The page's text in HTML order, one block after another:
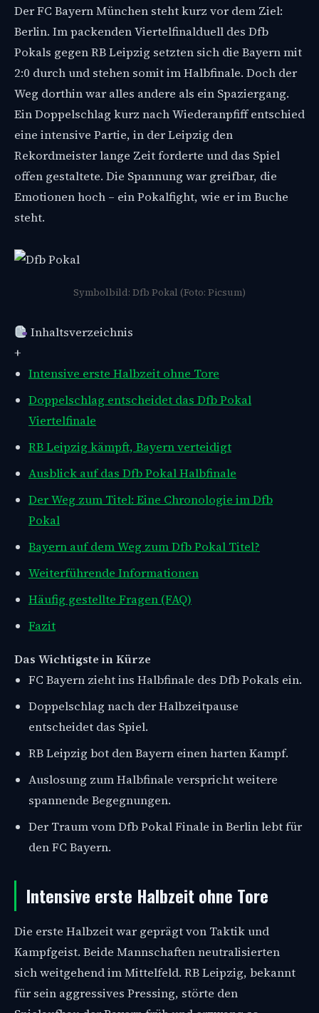
Der FC Bayern München steht kurz vor dem Ziel:
Berlin. Im packenden Viertelfinalduell des Dfb
Pokals gegen RB Leipzig setzten sich die Bayern mit
2:0 durch und stehen somit im Halbfinale. Doch der
Weg dorthin war alles andere als ein Spaziergang.
Ein Doppelschlag kurz nach Wiederanpfiff entschied
eine intensive Partie, in der Leipzig den
Rekordmeister lange Zeit forderte und das Spiel
offen gestaltete. Die Spannung war greifbar, die
Emotionen hoch – ein Pokalfight, wie er im Buche
steht.
Symbolbild: Dfb Pokal (Foto: Picsum)
Inhaltsverzeichnis
+
Intensive erste Halbzeit ohne Tore
Doppelschlag entscheidet das Dfb Pokal
Viertelfinale
RB Leipzig kämpft, Bayern verteidigt
Ausblick auf das Dfb Pokal Halbfinale
Der Weg zum Titel: Eine Chronologie im Dfb
Pokal
Bayern auf dem Weg zum Dfb Pokal Titel?
Weiterführende Informationen
Häufig gestellte Fragen (FAQ)
Fazit
Das Wichtigste in Kürze
FC Bayern zieht ins Halbfinale des Dfb Pokals ein.
Doppelschlag nach der Halbzeitpause
entscheidet das Spiel.
RB Leipzig bot den Bayern einen harten Kampf.
Auslosung zum Halbfinale verspricht weitere
spannende Begegnungen.
Der Traum vom Dfb Pokal Finale in Berlin lebt für
den FC Bayern.
Intensive erste Halbzeit ohne Tore
Die erste Halbzeit war geprägt von Taktik und
Kampfgeist. Beide Mannschaften neutralisierten
sich weitgehend im Mittelfeld. RB Leipzig, bekannt
für sein aggressives Pressing, störte den